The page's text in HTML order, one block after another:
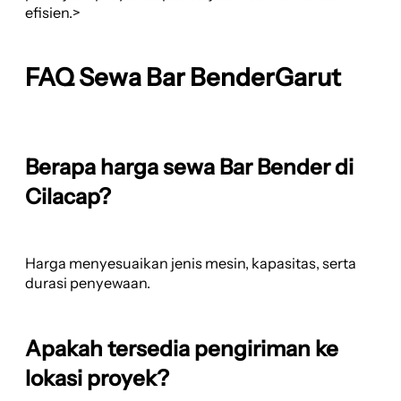
efisien.>
FAQ Sewa Bar BenderGarut
Berapa harga sewa Bar Bender di
Cilacap?
Harga menyesuaikan jenis mesin, kapasitas, serta
durasi penyewaan.
Apakah tersedia pengiriman ke
lokasi proyek?